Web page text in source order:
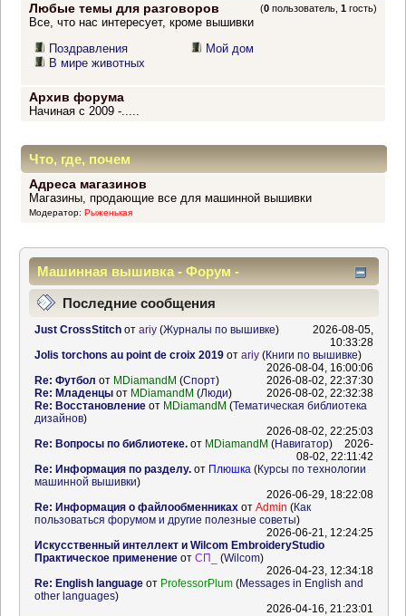
Любые темы для разговоров (0 пользователь,1 гость)
Все, что нас интересует, кроме вышивки
Поздравления
В мире животных
Мой дом
Архив форума
Начиная с 2009 -.....
Что, где, почем
Адреса магазинов
Магазины, продающие все для машинной вышивки
Модератор: Рыженькая
Машинная вышивка - Форум -
Информационный центр
Последние сообщения
Just CrossStitchот ariy(Журналы по вышивке)
2026-08-05,
10:33:28
Jolis torchons au point de croix 2019от ariy(Книги по вышивке)
2026-08-04, 16:00:06
Re: Футбол от MDiamandM (Спорт)
2026-08-02, 22:37:30
Re: Младенцыот MDiamandM (Люди)
2026-08-02, 22:32:38
Re: Восстановлениеот MDiamandM (Тематическая библиотека
дизайнов)
2026-08-02, 22:25:03
Re: Вопросы по библиотеке.от MDiamandM (Навигатор)
2026-
08-02, 22:11:42
Re: Информация по разделу.от Плюшка (Курсы по технологии
машинной вышивки)
2026-06-29, 18:22:08
Re: Информация о файлообменникахот Admin (Как
пользоваться форумом и другие полезные советы)
2026-06-21, 12:24:25
Искусственный интеллект и Wilcom EmbroideryStudio
Практическое применениеот СП_ (Wilcom)
2026-04-23, 12:34:18
Re: English languageот ProfessorPlum(Messages in English and
other languages)
2026-04-16, 21:23:01